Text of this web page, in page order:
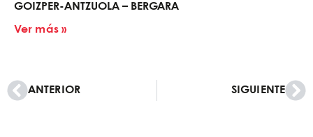
GOIZPER-ANTZUOLA – BERGARA
Ver más »
ANTERIOR SIGUIENTE